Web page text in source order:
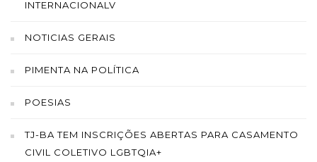
INTERNACIONALV
NOTICIAS GERAIS
PIMENTA NA POLÍTICA
POESIAS
TJ-BA TEM INSCRIÇÕES ABERTAS PARA CASAMENTO
CIVIL COLETIVO LGBTQIA+